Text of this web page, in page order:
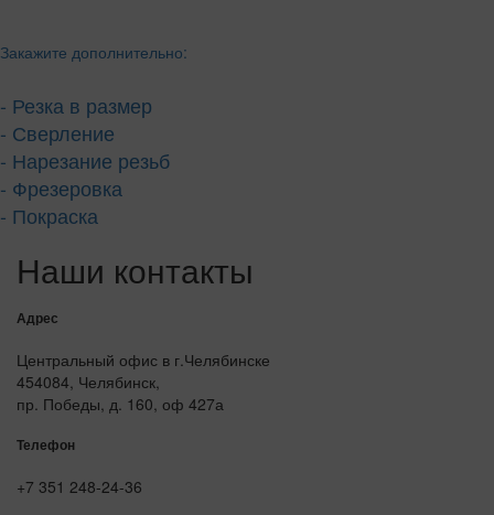
Закажите дополнительно:
- Резка в размер
- Сверление
- Нарезание резьб
- Фрезеровка
- Покраска
Наши контакты
Адрес
Центральный офис в г.Челябинске
454084, Челябинск,
пр. Победы, д. 160, оф 427а
Телефон
+7 351 248-24-36